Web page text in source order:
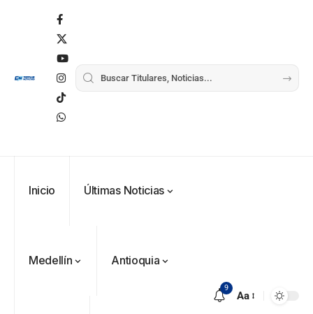
Inicio Últimas Noticias
Medellín Antioquia
9
Aa